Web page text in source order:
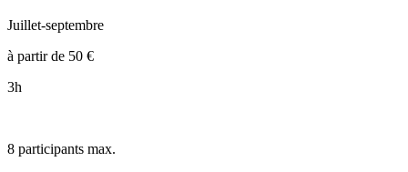
Juillet-septembre
à partir de 50 €
3h
8 participants max.